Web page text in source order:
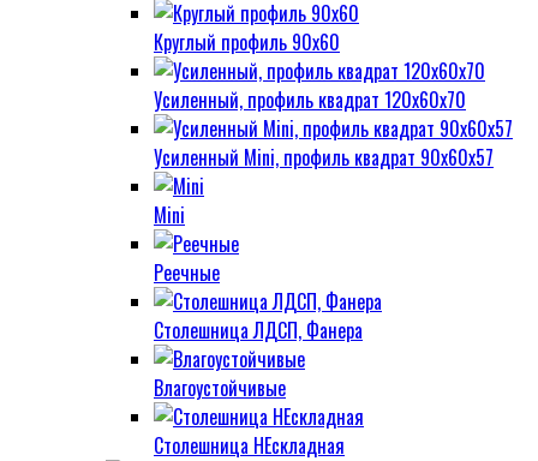
Круглый профиль 90х60
Усиленный, профиль квадрат 120х60х70
Усиленный Mini, профиль квадрат 90х60х57
Mini
Реечные
Столешница ЛДСП, Фанера
Влагоустойчивые
Столешница НЕскладная